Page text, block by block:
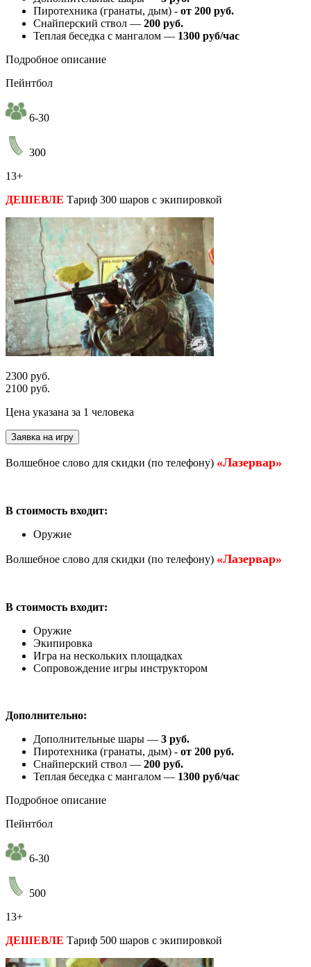
Пиротехника (гранаты, дым) -​ от 200 руб.
Снайперский ствол — 200 руб.
Теплая беседка с мангалом — 1300 руб/час
Подробное описание
Пейнтбол
6-30
300
13+
ДЕШЕВЛЕ Тариф 300 шаров с экипировкой
2300 руб.
2100 руб.
Цена указана за 1 человека
Заявка на игру
Волшебное слово для скидки (по телефону) «Лазервар»
В стоимость входит:
Оружие
Волшебное слово для скидки (по телефону) «Лазервар»
В стоимость входит:
Оружие
Экипировка
Игра на нескольких площадках
Сопровождение игры инструктором
Дополнительно:
Дополнительные шары — 3 руб.
Пиротехника (гранаты, дым) -​ от 200 руб.
Снайперский ствол — 200 руб.
Теплая беседка с мангалом — 1300 руб/час
Подробное описание
Пейнтбол
6-30
500
13+
ДЕШЕВЛЕ Тариф 500 шаров с экипировкой